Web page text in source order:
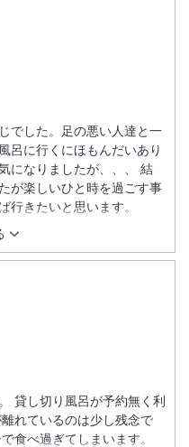
でした。足の悪い人達と一
呂に行くにほもんだいあり
になりましたが、、、 結
が楽しいひと時を過ごす事
行きたいと思います。
貸し切り風呂が予約無く利
れているのは少し残念で
食べ過ぎてしまいます。